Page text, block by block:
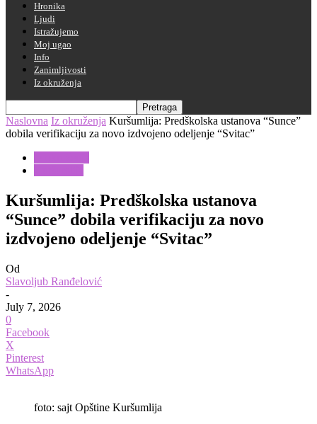
Hronika
Ljudi
Istražujemo
Moj ugao
Info
Zanimljivosti
Iz okruženja
Naslovna Iz okruženja Kuršumlija: Predškolska ustanova “Sunce”
dobila verifikaciju za novo izdvojeno odeljenje “Svitac”
Kuršumlija: Predškolska ustanova
“Sunce” dobila verifikaciju za novo
izdvojeno odeljenje “Svitac”
Od
Slavoljub Ranđelović
-
July 7, 2026
0
Facebook
X
Pinterest
WhatsApp
foto: sajt Opštine Kuršumlija